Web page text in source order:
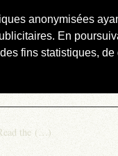
anonymisées
En
fins statistiques, de
the (…)